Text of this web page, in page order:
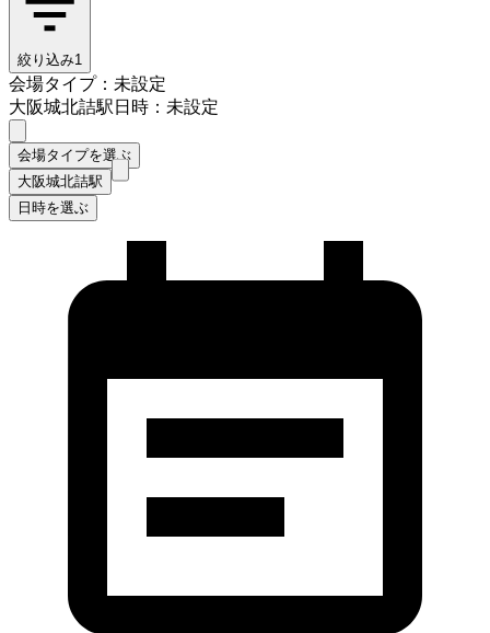
絞り込み1
会場タイプ：未設定
大阪城北詰駅日時：未設定
会場タイプを選ぶ
大阪城北詰駅
日時を選ぶ